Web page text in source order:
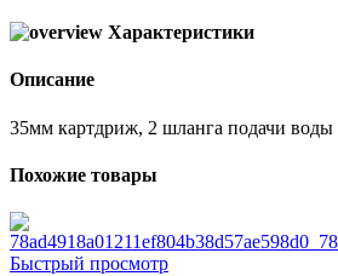
Характеристики
Описание
35мм картдриж, 2 шланга подачи воды
Похожие товары
Быстрый просмотр